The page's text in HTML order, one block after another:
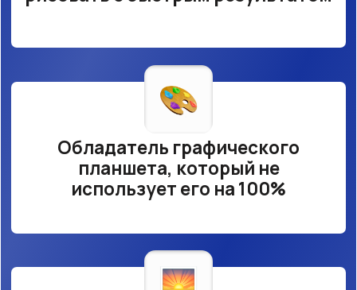
Автор, который хочет пополнить
портфолио
открыть для себя все грани
цифрового искусства